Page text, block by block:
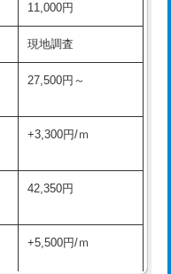
16,500円+材料費
22,000円+材料費
11,000円+材料費
13,200円
16,500円
11,000円
現地調査
27,500円～
+3,300円/ｍ
42,350円
+5,500円/ｍ